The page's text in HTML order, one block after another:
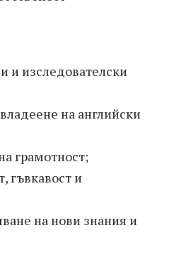
и изследователски
на английски
грамотност;
гъвкавост и
на нови знания и